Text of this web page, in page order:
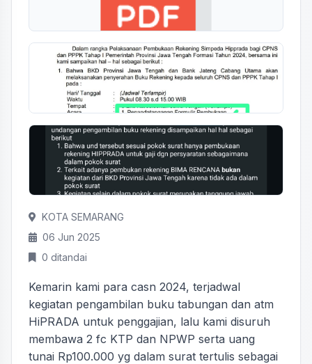
KOTA SEMARANG
06 Jun 2025
0 ditandai
Kemarin kami para casn 2024, terjadwal
kegiatan pengambilan buku tabungan dan atm
HiPRADA untuk penggajian, lalu kami disuruh
membawa 2 fc KTP dan NPWP serta uang
tunai Rp100.000 yg dalam surat tertulis sebagai